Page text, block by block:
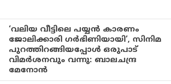
‘വലിയ വീട്ടിലെ പയ്യൻ കാരണം
ജോലിക്കാരി ഗർഭിണിയായി’, സിനിമ
പുറത്തിറങ്ങിയപ്പോൾ ഒരുപാട്
വിമർശനവും വന്നു: ബാലചന്ദ്ര
മേനോൻ